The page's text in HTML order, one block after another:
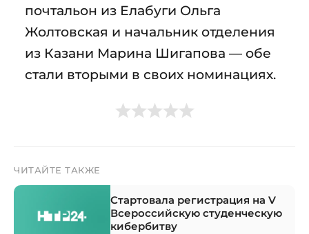
почтальон из Елабуги Ольга
Жолтовская и начальник отделения
из Казани Марина Шигапова — обе
стали вторыми в своих номинациях.
ЧИТАЙТЕ ТАКЖЕ
Стартовала регистрация на V
Всероссийскую студенческую
кибербитву